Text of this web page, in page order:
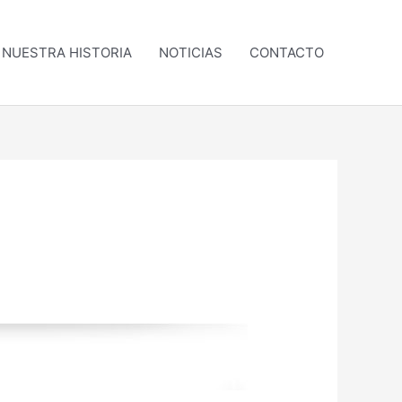
NUESTRA HISTORIA NOTICIAS CONTACTO